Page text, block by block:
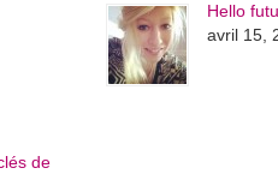
Hello
avril 15,
de